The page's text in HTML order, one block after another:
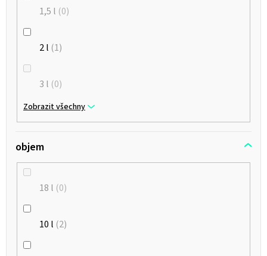
1,5 l 0
2 l 1
3 l 0
Zobrazit všechny
objem
18 l 0
10 l 2